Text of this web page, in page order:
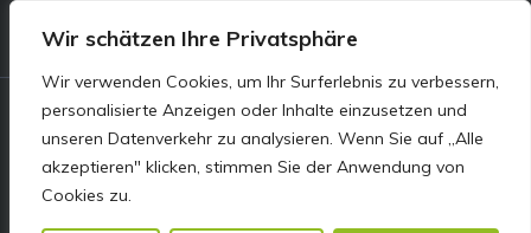
Wir schätzen Ihre Privatsphäre
Wir verwenden Cookies, um Ihr Surferlebnis zu verbessern,
personalisierte Anzeigen oder Inhalte einzusetzen und
unseren Datenverkehr zu analysieren. Wenn Sie auf „Alle
akzeptieren" klicken, stimmen Sie der Anwendung von
Cookies zu.
© E&S Motors GmbH,
Linzer Straße 83 4240
Freistadt